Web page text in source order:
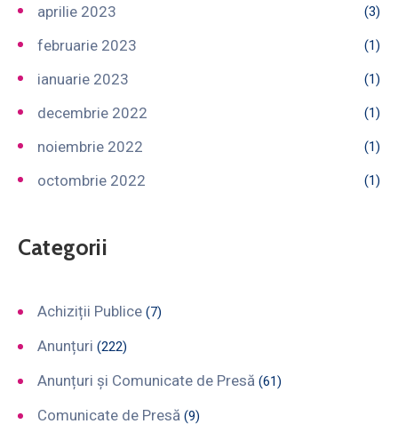
aprilie 2023 (3)
februarie 2023 (1)
ianuarie 2023 (1)
decembrie 2022 (1)
noiembrie 2022 (1)
octombrie 2022 (1)
Categorii
Achiziții Publice (7)
Anunțuri (222)
Anunțuri și Comunicate de Presă (61)
Comunicate de Presă (9)